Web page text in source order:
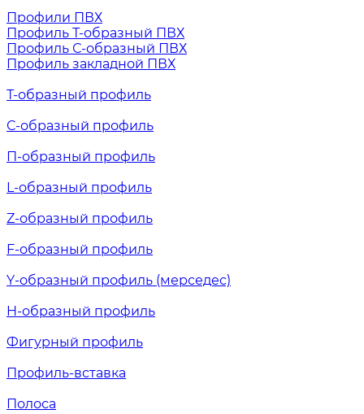
Профили ПВХ
Профиль Т-образный ПВХ
Профиль С-образный ПВХ
Профиль закладной ПВХ
Т-образный профиль
С-образный профиль
П-образный профиль
L-образный профиль
Z-образный профиль
F-образный профиль
Y-образный профиль (мерседес)
H-образный профиль
Фигурный профиль
Профиль-вставка
Полоса